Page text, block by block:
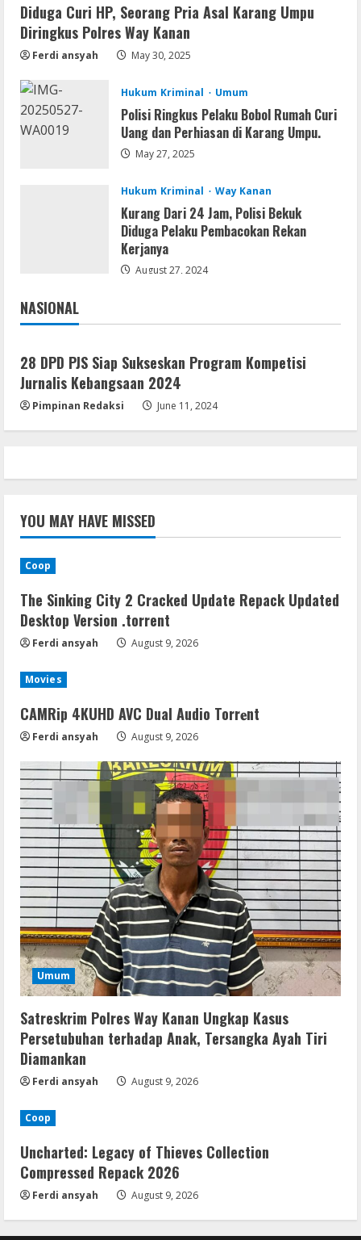
Movies
CAMRip 4KUHD AVC Dual Audio Torr𝐞nt
August 9, 2026
Umum
Satreskrim Polres Way Kanan Ungkap
Kasus Persetubuhan terhadap Anak,
Tersangka Ayah Tiri Diamankan
August 9, 2026
Coop
Uncharted: Legacy of Thieves
Collection Compressed Repack 2026
5
Resettools
[Final] (x64) Final FileCR
August 9, 2026
Diduga Curi HP, Seorang Pria Asal Karang Umpu
Diringkus Polres Way Kanan
Ferdi ansyah May 30, 2025
Hukum Kriminal Umum
Polisi Ringkus Pelaku Bobol Rumah Curi
Uang dan Perhiasan di Karang Umpu.
May 27, 2025
Hukum Kriminal Way Kanan
Kurang Dari 24 Jam, Polisi Bekuk
Diduga Pelaku Pembacokan Rekan
Kerjanya
August 27, 2024
NASIONAL
Jakarta
28 DPD PJS Siap Sukseskan Program Kompetisi
Jurnalis Kebangsaan 2024
Pimpinan Redaksi June 11, 2024
YOU MAY HAVE MISSED
Coop
The Sinking City 2 Cracked Update Repack Updated
Desktop Version .torrent
Ferdi ansyah August 9, 2026
Movies
CAMRip 4KUHD AVC Dual Audio Torr𝐞nt
Ferdi ansyah August 9, 2026
Umum
Satreskrim Polres Way Kanan Ungkap Kasus
Persetubuhan terhadap Anak, Tersangka Ayah Tiri
Diamankan
Ferdi ansyah August 9, 2026
Coop
Uncharted: Legacy of Thieves Collection
Compressed Repack 2026
Ferdi ansyah August 9, 2026